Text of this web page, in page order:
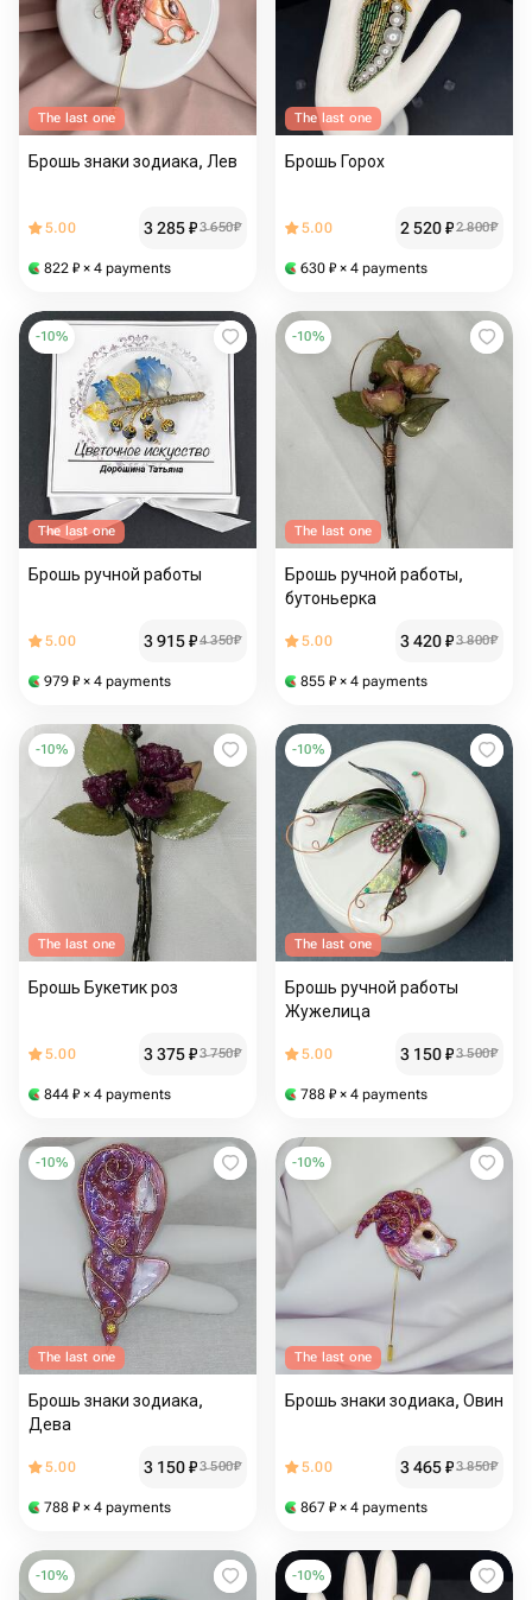
The last one
Брошь знаки зодиака, Лев
5.00 3 285₽3 650₽
822 ₽ × 4 payments
The last one
Брошь Горох
5.00 2 520₽2 800₽
630 ₽ × 4 payments
-10%
The last one
Брошь ручной работы
5.00 3 915₽4 350₽
979 ₽ × 4 payments
-10%
The last one
Брошь ручной работы,
бутоньерка
5.00 3 420₽3 800₽
855 ₽ × 4 payments
-10%
The last one
Брошь Букетик роз
5.00 3 375₽3 750₽
844 ₽ × 4 payments
-10%
The last one
Брошь ручной работы
Жужелица
5.00 3 150₽3 500₽
788 ₽ × 4 payments
-10%
The last one
Брошь знаки зодиака,
Дева
5.00 3 150₽3 500₽
788 ₽ × 4 payments
-10%
The last one
Брошь знаки зодиака, Овин
5.00 3 465₽3 850₽
867 ₽ × 4 payments
-10% -10%